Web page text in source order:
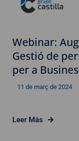
Webinar:
Gestió de
per a
11 de març de 2024
Leer Más